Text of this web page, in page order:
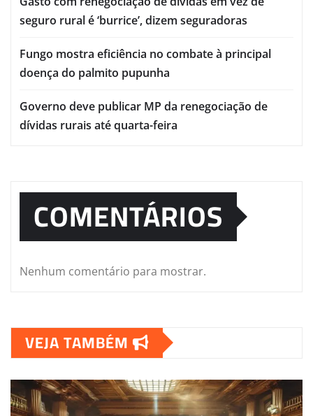
seguro rural é ‘burrice’, dizem seguradoras
Fungo mostra eficiência no combate à principal
doença do palmito pupunha
Governo deve publicar MP da renegociação de
dívidas rurais até quarta-feira
COMENTÁRIOS
Nenhum comentário para mostrar.
VEJA TAMBÉM